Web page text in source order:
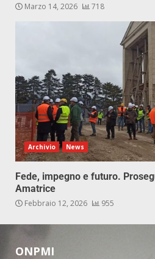
Marzo 14, 2026 718
Archivio News
Fede, impegno e futuro.
Amatrice
Febbraio 12, 2026 955
ONPMI